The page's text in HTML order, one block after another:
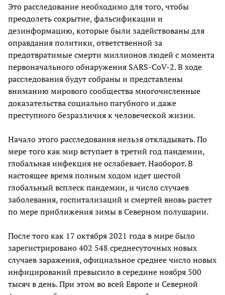
Это расследование необходимо для того, чтобы
преодолеть сокрытие, фальсификации и
дезинформацию, которые были задействованы для
оправдания политики, ответственной за
предотвратимые смерти миллионов людей с момента
первоначального обнаружения SARS-CoV-2. В ходе
расследования будут собраны и представлены
вниманию мирового сообщества многочисленные
доказательства социально пагубного и даже
преступного безразличия к человеческой жизни.
Начало этого расследования нельзя откладывать. По
мере того как мир вступает в третий год пандемии,
глобальная инфекция не ослабевает. Наоборот. В
настоящее время полным ходом идет шестой
глобальный всплеск пандемии, и число случаев
заболевания, госпитализаций и смертей вновь растет
по мере приближения зимы в Северном полушарии.
После того как 17 октября 2021 года в мире было
зарегистрировано 402 548 среднесуточных новых
случаев заражения, официальное среднее число новых
инфицирований превысило в середине ноября 500
тысяч в день. При этом во всей Европе и Северной